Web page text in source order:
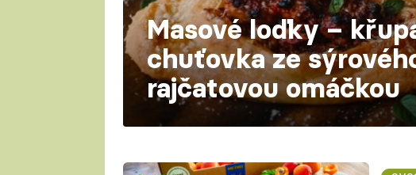
Masové loďky –
chuťovka ze
rajčatovou omáčkou